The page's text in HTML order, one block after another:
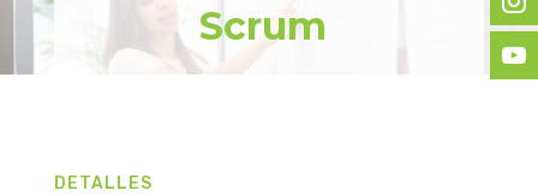
Scrum
DETALLES